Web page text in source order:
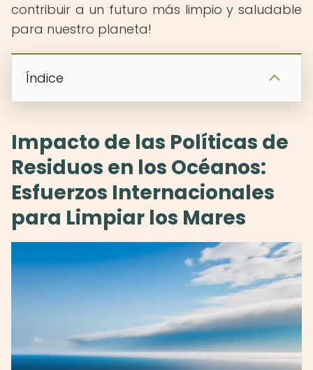
contribuir a un futuro más limpio y saludable
para nuestro planeta!
Índice
Impacto de las Políticas de
Residuos en los Océanos:
Esfuerzos Internacionales
para Limpiar los Mares